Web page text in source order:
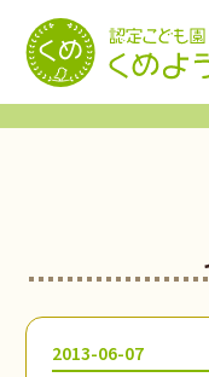
2013-06-07